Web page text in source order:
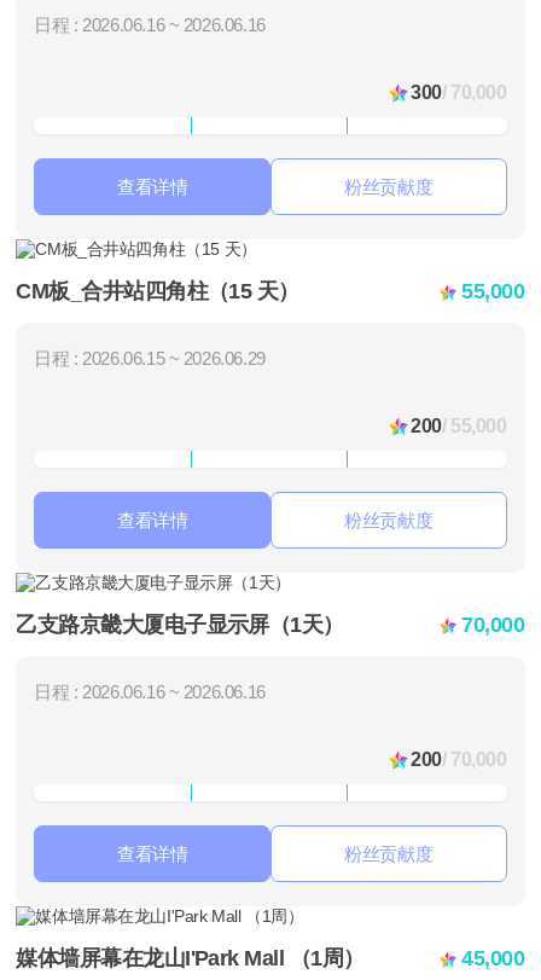
日程 : 2026.06.16 ~ 2026.06.16
300/ 70,000
查看详情 粉丝贡献度
CM板_合井站四角柱（15 天） 55,000
日程 : 2026.06.15 ~ 2026.06.29
200/ 55,000
查看详情 粉丝贡献度
乙支路京畿大厦电子显示屏（1天） 70,000
日程 : 2026.06.16 ~ 2026.06.16
200/ 70,000
查看详情 粉丝贡献度
媒体墙屏幕在龙山I'Park Mall （1周） 45,000